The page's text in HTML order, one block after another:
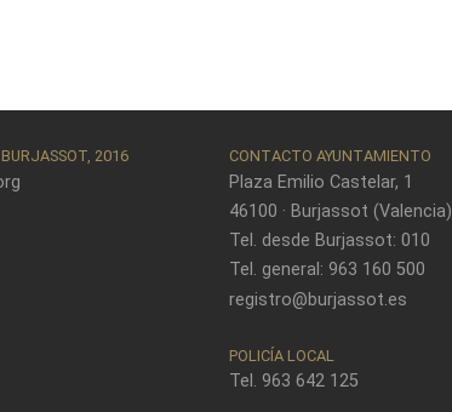
2016 CONTACTO AYUNTAMIENTO
Plaza Emilio Castelar, 1
46100 · Burjassot (Valencia)
Tel. desde Burjassot: 010
Tel. general: 963 160 500
registro@burjassot.es
POLICÍA LOCAL
Tel. 963 642 125